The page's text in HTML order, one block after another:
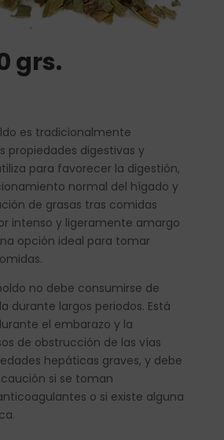
grs.
es tradicionalmente
propiedades digestivas y
para favorecer la digestión,
normal del hígado y
de grasas tras comidas
intenso y ligeramente amargo
opción ideal para tomar
no debe consumirse de
durante largos periodos. Está
el embarazo y la
de obstrucción de las vías
hepáticas graves, y debe
si se toman
o si existe alguna